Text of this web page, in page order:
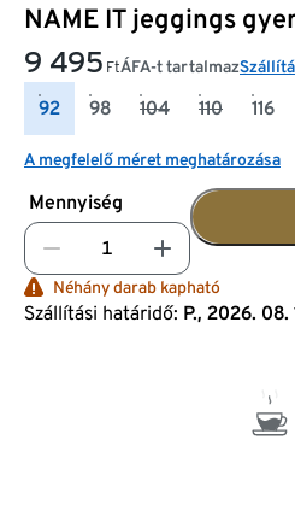
NAME IT jeggings
9 495 FtÁFA-t tartalmaz
92 98 104 110 116
A megfelelő méret meghatározása
Mennyiség
Néhány darab kapható
Szállítási határidő: P., 2026. 08.